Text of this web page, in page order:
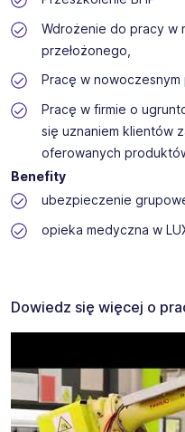
Wdrożenie do pracy w
przełożonego,
Pracę w nowoczesnym
Pracę w firmie o
się uznaniem klientów
oferowanych
Benefity
ubezpieczenie
opieka medyczna w
Dowiedz się więcej o